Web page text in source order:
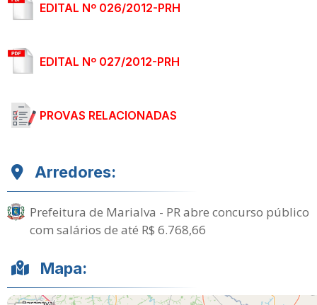
EDITAL Nº 026/2012-PRH
EDITAL Nº 027/2012-PRH
PROVAS RELACIONADAS
Arredores:
Prefeitura de Marialva - PR abre concurso público
com salários de até R$ 6.768,66
Mapa: